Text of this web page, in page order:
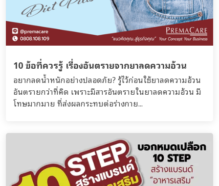
10 ข้อที่ควรรู้ เรื่องอันตรายจากยาลดความอ้วน
อยากลดน้ำหนักอย่างปลอดภัย? รู้ไว้ก่อนใช้ยาลดความอ้วน
อันตรายกว่าที่คิด เพราะมีสารอันตรายในยาลดความอ้วน มี
โทษมากมาย ที่ส่งผลกระทบต่อร่างกาย...